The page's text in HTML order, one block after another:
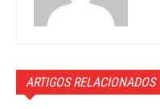
ARTIGOS RELACIONADOS